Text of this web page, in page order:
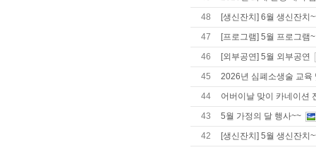
48
[생신잔치] 6월 생신잔치
47
[프로그램] 5월 프로그램~
46
[외부공연] 5월 외부공연
45
2026년 심폐소생술 교육
44
어버이날 맞이 카네이션
43
5월 가정의 달 행사~~
42
[생신잔치] 5월 생신잔치